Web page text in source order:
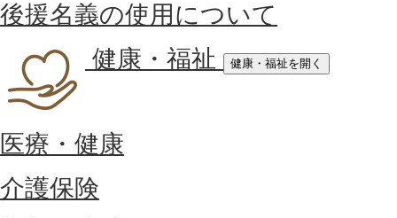
後援名義の使用について
健康・福祉
健康・福祉を開く
医療・健康
介護保険